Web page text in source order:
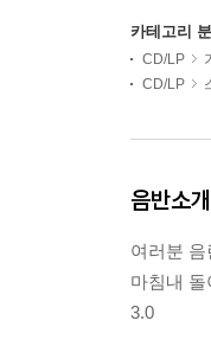
카테고리
CD/LP
CD/LP
음반소개
여러분
마침내
3.0